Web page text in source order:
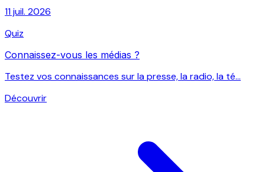
11 juil. 2026
Quiz
Connaissez-vous les médias ?
Testez vos connaissances sur la presse, la radio, la té...
Découvrir